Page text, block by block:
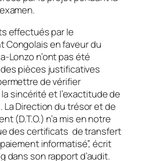
effectués par le
Congolais en faveur du
Lonzo n’ont pas été
pièces justificatives
de vérifier
sincérité et l’exactitude de
Direction du trésor et de
(D.T.O.) n’a mis en notre
des certificats de transfert
informatisé”, écrit
dans son rapport d’audit.